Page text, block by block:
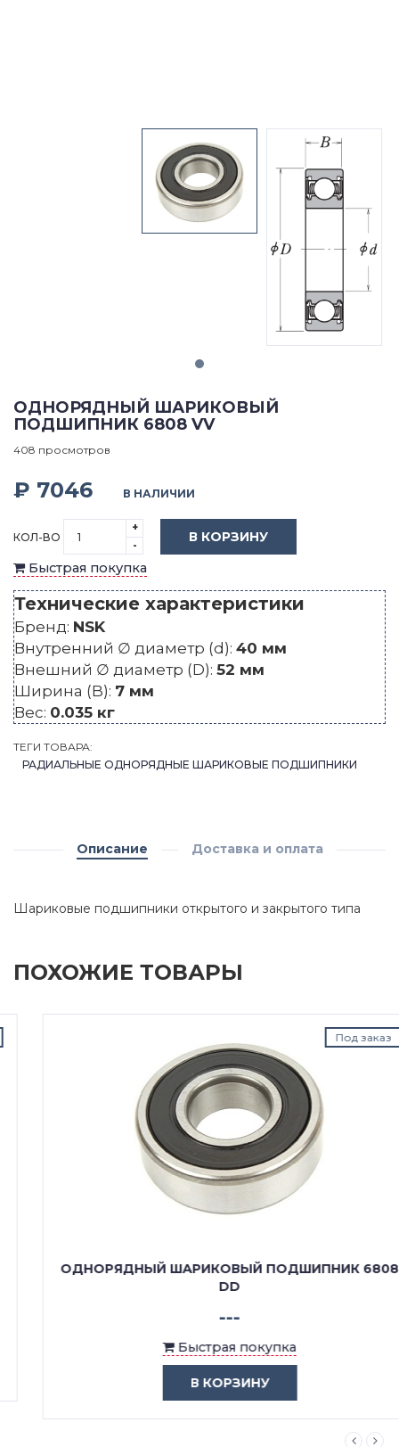
ОДНОРЯДНЫЙ ШАРИКОВЫЙ
ПОДШИПНИК 6808 VV
408 просмотров
₽ 7046 В НАЛИЧИИ
КОЛ-ВО
+
-
В КОРЗИНУ
Быстрая покупка
Технические характеристики
Бренд: NSK
Внутренний ∅ диаметр (d): 40 мм
Внешний ∅ диаметр (D): 52 мм
Ширина (B): 7 мм
Вес: 0.035 кг
ТЕГИ ТОВАРА:
РАДИАЛЬНЫЕ ОДНОРЯДНЫЕ ШАРИКОВЫЕ ПОДШИПНИКИ
Описание Доставка и оплата
Шариковые подшипники открытого и закрытого типа
ПОХОЖИЕ ТОВАРЫ
Под заказ
ОДНОРЯДНЫЙ ШАРИКОВЫЙ ПОДШИПНИК 6808
Быстрая покупка
В КОРЗИНУ